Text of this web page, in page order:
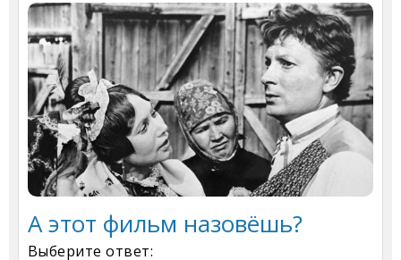
А этот фильм назовёшь?
Выберите ответ: